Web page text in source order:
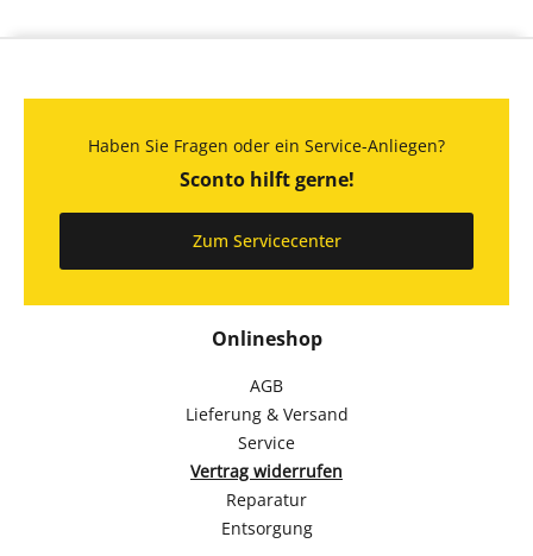
Onlineshop
AGB
Lieferung & Versand
Service
Vertrag widerrufen
Reparatur
Entsorgung
Haben Sie Fragen oder ein Service-Anliegen?
Sconto hilft gerne!
Zum Servicecenter